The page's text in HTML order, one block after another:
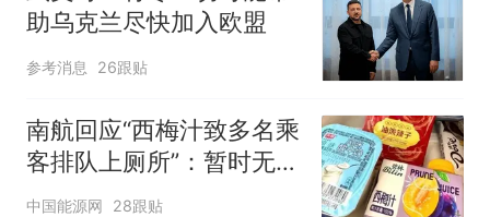
助乌克兰尽快加入欧盟
参考消息 26跟贴
南航回应“西梅汁致多名乘
客排队上厕所”：暂时无法
核查是否发放西梅汁
中国能源网 28跟贴